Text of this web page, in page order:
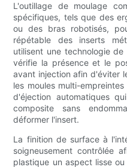
L'outillage de moulage
spécifiques, tels que des
ou des bras robotisés,
répétable des inserts
utilisent une technologie
vérifie la présence et le
avant injection afin d'éviter
les moules multi-
d'éjection automatiques
composite sans
déformer l'insert.
La finition de surface à
soigneusement contrôlée
plastique un aspect lisse